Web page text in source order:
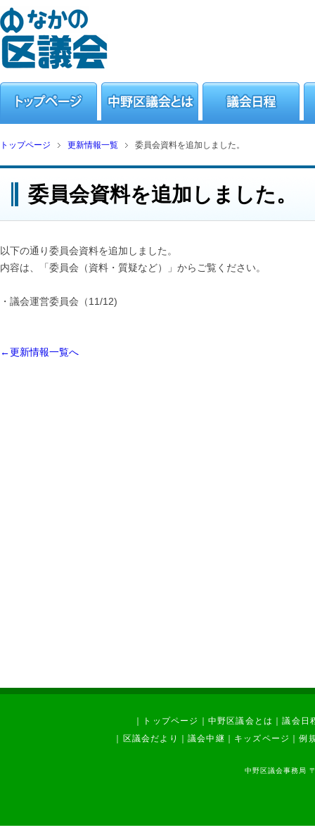
トップページ 更新情報一覧 委員会資料を追加しました。
委員会資料を追加しました。
以下の通り委員会資料を追加しました。
内容は、「委員会（資料・質疑など）」からご覧ください。
・議会運営委員会（11/12)
←更新情報一覧へ
トップページ 中野区議会とは ｜議会日
区議会だより ｜議会中継 キッズページ ｜例
中野区議会事務局